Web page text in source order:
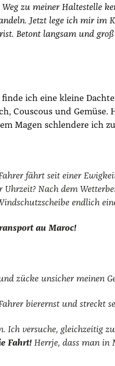
zu mei­ner Hal­te­stel­le
Jetzt lege ich mir
Betont lang­sam und
ich eine klei­ne
Cous­cous und
Magen schlen­de­re ich
fährt seit einer
Uhr­zeit? Nach dem
end­lich
au Maroc!
zücke unsi­cher mei­nen
bier­ernst und streckt
ver­su­che, gleich­zei­tig
Fahrt! Herr­je, dass man in